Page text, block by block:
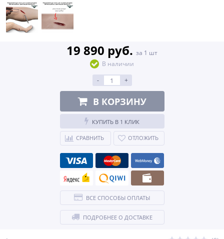
19 890 руб. за 1 шт
В наличии
-
+
В КОРЗИНУ
КУПИТЬ В 1 КЛИК
СРАВНИТЬ ОТЛОЖИТЬ
ВСЕ СПОСОБЫ ОПЛАТЫ
ПОДРОБНЕЕ О ДОСТАВКЕ